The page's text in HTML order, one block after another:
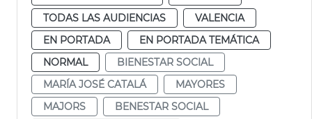
TODAS LAS AUDIENCIAS
VALENCIA
EN PORTADA
EN PORTADA TEMÁTICA
NORMAL
BIENESTAR SOCIAL
MARÍA JOSÉ CATALÁ
MAYORES
MAJORS
BENESTAR SOCIAL